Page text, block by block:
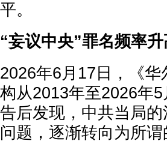
平。
“妄议中央”罪名频率
2026年6月17日，《
构从2013年至2026年
告后发现，中共当局
问题，逐渐转向为所谓